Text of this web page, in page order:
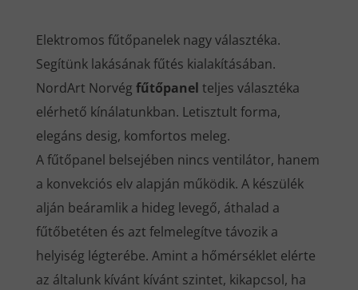
Elektromos fűtőpanelek nagy választéka.
Segítünk lakásának fűtés kialakításában.
NordArt Norvég fűtőpanel teljes választéka
elérhető kínálatunkban. Letisztult forma,
elegáns desig, komfortos meleg.
A fűtőpanel belsejében nincs ventilátor, hanem
a konvekciós elv alapján működik. A készülék
alján beáramlik a hideg levegő, áthalad a
fűtőbetéten és azt felmelegítve távozik a
helyiség légterébe. Amint a hőmérséklet elérte
az általunk kívánt kívánt szintet, kikapcsol, ha